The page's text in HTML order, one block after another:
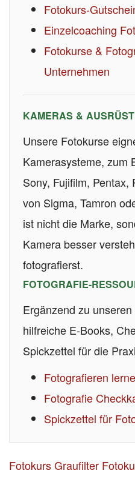
Fotokurs-
Einzelcoaching
Fotokurse &
Unternehmen
KAMERAS &
Unsere Fotokurse
Kamerasysteme, zum
Sony, Fujifilm,
von Sigma, Tamron
ist nicht die Marke,
Kamera besser
fotografierst.
FOTOGRAFIE-
Ergänzend zu
hilfreiche E-Books,
Spickzettel für die
Fotografieren
Fotografie
Spickzettel für
Fotokurs Graufilter